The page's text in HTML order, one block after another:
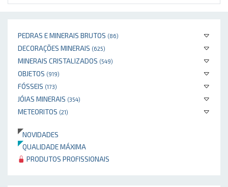
PEDRAS E MINERAIS BRUTOS (86)
DECORAÇÕES MINERAIS (625)
MINERAIS CRISTALIZADOS (549)
OBJETOS (919)
FÓSSEIS (173)
JÓIAS MINERAIS (354)
METEORITOS (21)
NOVIDADES
QUALIDADE MÁXIMA
PRODUTOS PROFISSIONAIS